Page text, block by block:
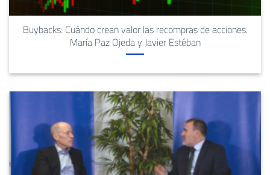
Buybacks: Cuándo crean valor las recompras de acciones.
María Paz Ojeda y Javier Estéban